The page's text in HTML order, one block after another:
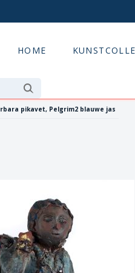
HOME
pikavet, Pelgrim2 blauwe jas